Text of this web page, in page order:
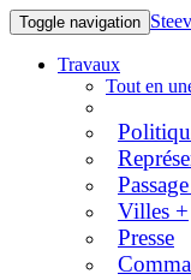
Toggle navigation
Travaux
Tout en
Villes +
Presse